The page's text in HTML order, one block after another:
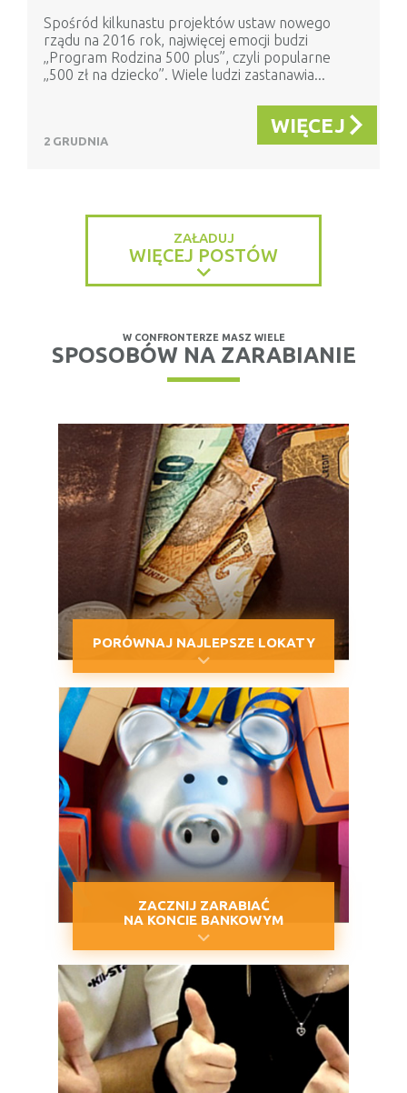
Spośród kilkunastu projektów ustaw nowego
rządu na 2016 rok, najwięcej emocji budzi
„Program Rodzina 500 plus”, czyli popularne
„500 zł na dziecko”. Wiele ludzi zastanawia...
2 GRUDNIA
WIĘCEJ
ZAŁADUJ
WIĘCEJ POSTÓW
W CONFRONTERZE MASZ WIELE
SPOSOBÓW NA ZARABIANIE
PORÓWNAJ NAJLEPSZE LOKATY
ZACZNIJ ZARABIAĆ
NA KONCIE BANKOWYM